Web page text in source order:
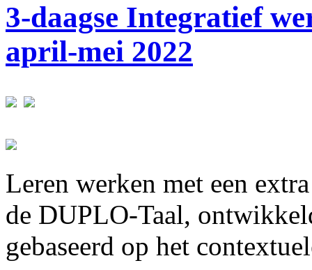
3-daagse Integratief
april-mei 2022
Leren werken met een
de DUPLO-Taal,
gebaseerd op het